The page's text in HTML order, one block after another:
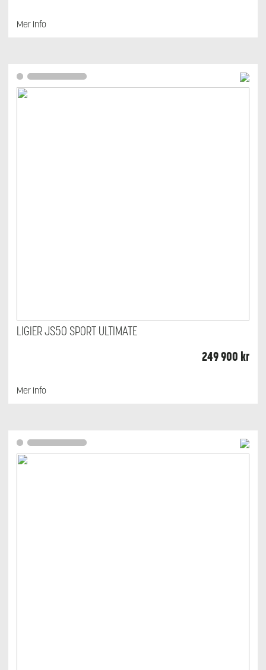
Mer Info
LIGIER JS50 SPORT ULTIMATE
249 900 kr
Mer Info